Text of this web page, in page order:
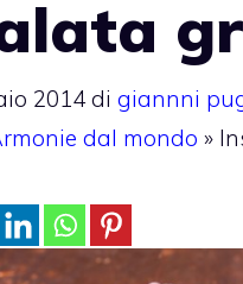
2014 di giannni
dal mondo »